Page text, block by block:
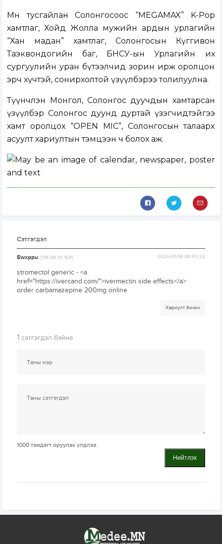
Мөн тусгайлан Солонгосоос “MEGAMAX” K-Pop
хамтлаг, Хойд Жолла мужийн ардын урлагийн
“Хан мадан” хамтлаг, Солонгосын Күггивон
Таэквондогийн баг, БНСУ-ын Урлагийн их
сургуулийн уран бүтээлчид зорин ирж оролцон
эрч хүчтэй, сонирхолтой үзүүлбэрээ толилуулна.
Түүнчлэн Монгол, Солонгос дуучдын хамтарсан
үзүүлбэр Солонгос дуунд дуртай үзэгчидтэйгээ
хамт оролцох “OPEN MIC”, Солонгосын талаарх
асуулт хариултын тэмцээн ч болох аж.
Сэтгэгдэл
Ewxppu[178.68.41.154] 2025-01-08 08:43:22
stromectol generic - <a
href="https://ivercand.com/">ivermectin side effects</a>
order carbamazepine 200mg online
Хариулт бичих
1 сэтгэгдэл байна
1000 тэмдэгт оруулах үлдлээ.
Нийтлэх